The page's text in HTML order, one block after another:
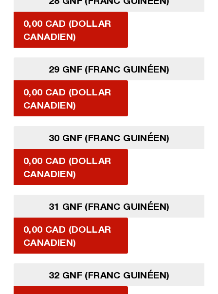
0,00 CAD (DOLLAR
CANADIEN)
29 GNF (FRANC GUINÉEN)
0,00 CAD (DOLLAR
CANADIEN)
30 GNF (FRANC GUINÉEN)
0,00 CAD (DOLLAR
CANADIEN)
31 GNF (FRANC GUINÉEN)
0,00 CAD (DOLLAR
CANADIEN)
32 GNF (FRANC GUINÉEN)